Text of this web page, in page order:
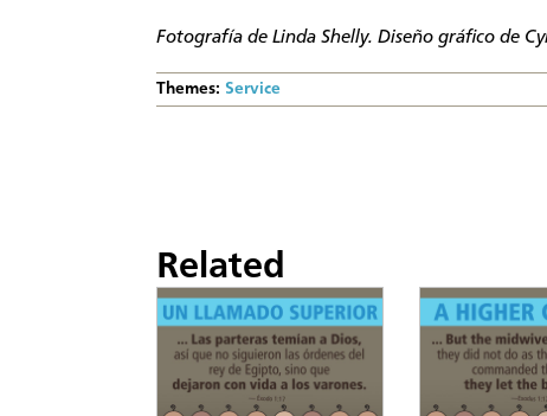
Fotografía de Linda Shelly. Diseño gráfico de
Themes: Service
Related